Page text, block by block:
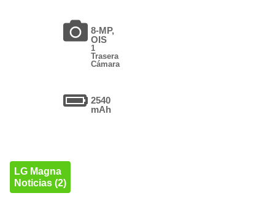
8-MP,
OIS
1
Trasera
Cámara
2540
mAh
LG Magna
Noticias (2)